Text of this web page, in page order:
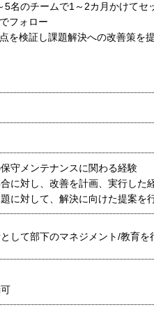
5名のチームで1～2カ月かけてセ
フォロー
を検証し課題解決への改善策を
守メンテナンスに関わる経験
に対し、改善を計画、実行した
に対して、解決に向けた提案を
して部下のマネジメント/教育を